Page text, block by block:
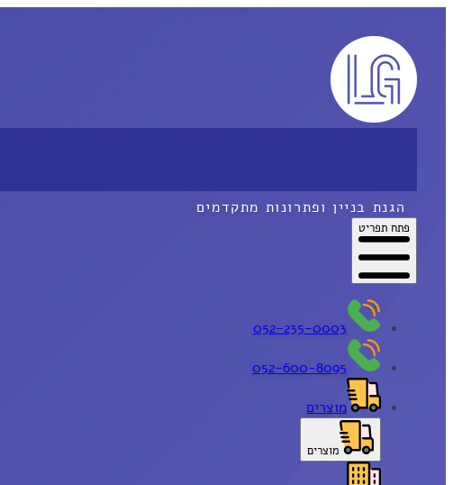
הגנת בניין ופתרונות מתקדמים
פתח תפריט
052-235-0003
052-600-8095
מוצרים
מוצרים